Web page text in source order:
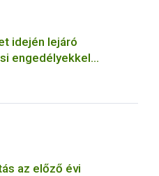
idején lejáró
engedélyekkel
az előző évi